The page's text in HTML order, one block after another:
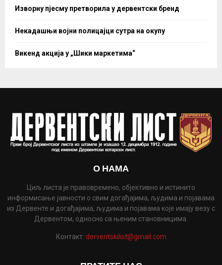
Изворну пјесму претворила у дервентски бренд
Некадашњи војни полицајци сутра на окупу
Викенд акција у „Шики маркетима“
О НАМА
Циљ листа је правовремено, објективно и истинито
информисање јавности о свим догађајима, људима и појавама
из Дервенте и догађајима, људима и појавама које имају везу с
Дервентом, односно са њеним становницима.
Контакт: derventskilist@gmail.com